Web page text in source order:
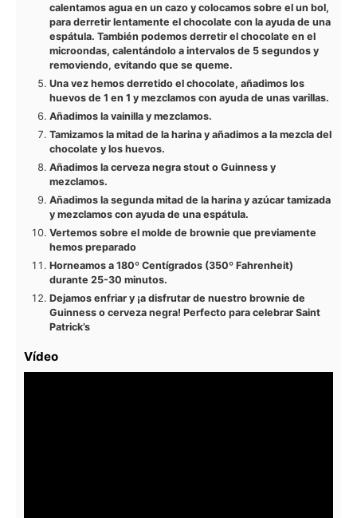
calentamos agua en un cazo y colocamos sobre el un bol,
para derretir lentamente el chocolate con la ayuda de una
espátula. También podemos derretir el chocolate en el
microondas, calentándolo a intervalos de 5 segundos y
removiendo, evitando que se queme.
Una vez hemos derretido el chocolate, añadimos los
huevos de 1 en 1 y mezclamos con ayuda de unas varillas.
Añadimos la vainilla y mezclamos.
Tamizamos la mitad de la harina y añadimos a la mezcla del
chocolate y los huevos.
Añadimos la cerveza negra stout o Guinness y
mezclamos.
Añadimos la segunda mitad de la harina y azúcar tamizada
y mezclamos con ayuda de una espátula.
Vertemos sobre el molde de brownie que previamente
hemos preparado
Horneamos a 180º Centígrados (350º Fahrenheit)
durante 25-30 minutos.
Dejamos enfriar y ¡a disfrutar de nuestro brownie de
Guinness o cerveza negra! Perfecto para celebrar Saint
Patrick’s
Vídeo